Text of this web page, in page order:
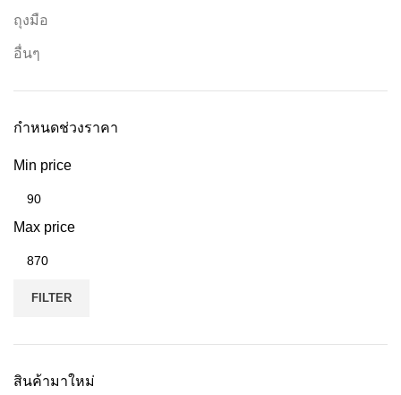
ถุงมือ
อื่นๆ
กำหนดช่วงราคา
Min price
Max price
FILTER
สินค้ามาใหม่